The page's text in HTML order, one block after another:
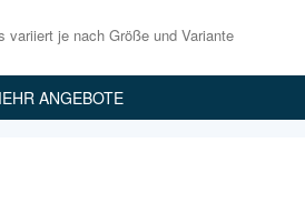
variiert je nach Größe und Variante
ANGEBOTE